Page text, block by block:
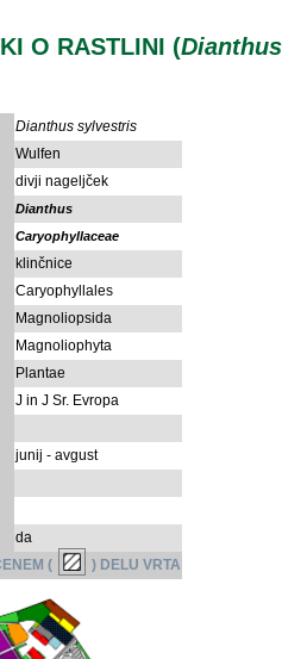
O RASTLINI (Dianthus
Dianthus sylvestris
Wulfen
divji nageljček
Dianthus
Caryophyllaceae
klinčnice
Caryophyllales
Magnoliopsida
Magnoliophyta
Plantae
J in J Sr. Evropa
junij - avgust
da
(
) DELU VRTA